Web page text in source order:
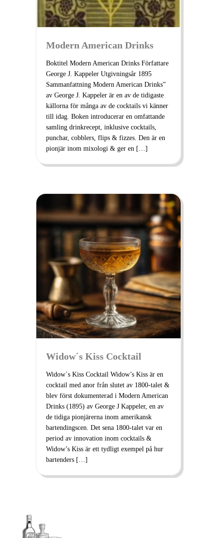
Modern American Drinks
Boktitel Modern American Drinks Författare
George J. Kappeler Utgivningsår 1895
Sammanfattning Modern American Drinks”
av George J. Kappeler är en av de tidigaste
källorna för många av de cocktails vi känner
till idag. Boken introducerar en omfattande
samling drinkrecept, inklusive cocktails,
punchar, cobblers, flips & fizzes. Den är en
pionjär inom mixologi & ger en […]
Widow´s Kiss Cocktail
Widow´s Kiss Cocktail Widow’s Kiss är en
cocktail med anor från slutet av 1800-talet &
blev först dokumenterad i Modern American
Drinks (1895) av George J Kappeler, en av
de tidiga pionjärerna inom amerikansk
bartendingscen. Det sena 1800-talet var en
period av innovation inom cocktails &
Widow’s Kiss är ett tydligt exempel på hur
bartenders […]